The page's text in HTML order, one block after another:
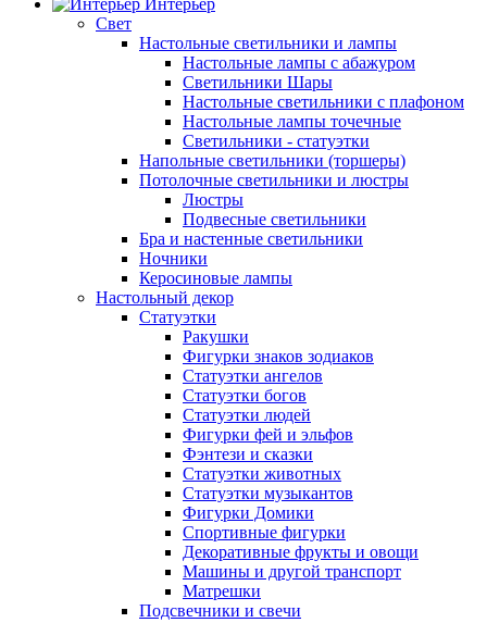
Интерьер
Свет
Настольные светильники и лампы
Настольные лампы с абажуром
Светильники Шары
Настольные светильники с плафоном
Настольные лампы точечные
Светильники - статуэтки
Напольные светильники (торшеры)
Потолочные светильники и люстры
Люстры
Подвесные светильники
Бра и настенные светильники
Ночники
Керосиновые лампы
Настольный декор
Статуэтки
Ракушки
Фигурки знаков зодиаков
Статуэтки ангелов
Статуэтки богов
Статуэтки людей
Фигурки фей и эльфов
Фэнтези и сказки
Статуэтки животных
Статуэтки музыкантов
Фигурки Домики
Спортивные фигурки
Декоративные фрукты и овощи
Машины и другой транспорт
Матрешки
Подсвечники и свечи